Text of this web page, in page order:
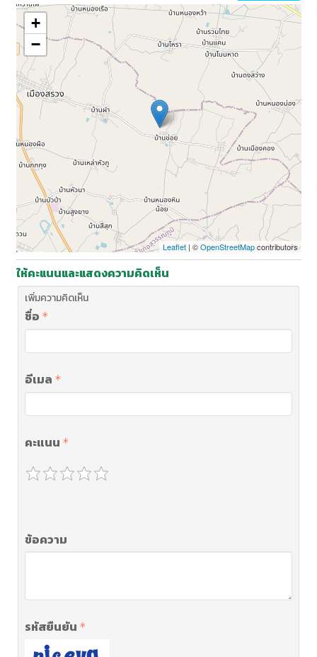
+
−
Leaflet| ©OpenStreetMapcontributors
ให้คะแนนและแสดงความคิดเห็น
เพิ่มความคิดเห็น
ชื่อ
อีเมล
คะแนน
ข้อความ
รหัสยืนยัน